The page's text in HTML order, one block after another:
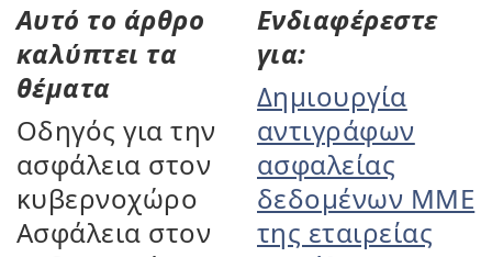
Αυτό το άρθρο
καλύπτει τα
θέματα
Οδηγός για την
ασφάλεια στον
κυβερνοχώρο
Ασφάλεια στον
Ενδιαφέρεστε
για:
Δημιουργία
αντιγράφων
ασφαλείας
δεδομένων ΜΜΕ
της εταιρείας